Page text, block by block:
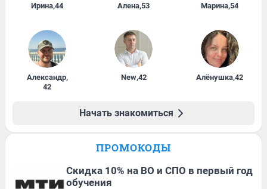
Ирина,44 Алена,53 Марина,54
Александр,
42
New,42 Алёнушка,42
Начать знакомиться
ПРОМОКОДЫ
Скидка 10% на ВО и СПО в первый год
обучения